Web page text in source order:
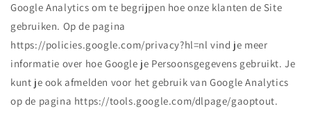
Google Analytics om te begrijpen hoe onze klanten de Site
gebruiken. Op de pagina
https://policies.google.com/privacy?hl=nl vind je meer
informatie over hoe Google je Persoonsgegevens gebruikt. Je
kunt je ook afmelden voor het gebruik van Google Analytics
op de pagina https://tools.google.com/dlpage/gaoptout.